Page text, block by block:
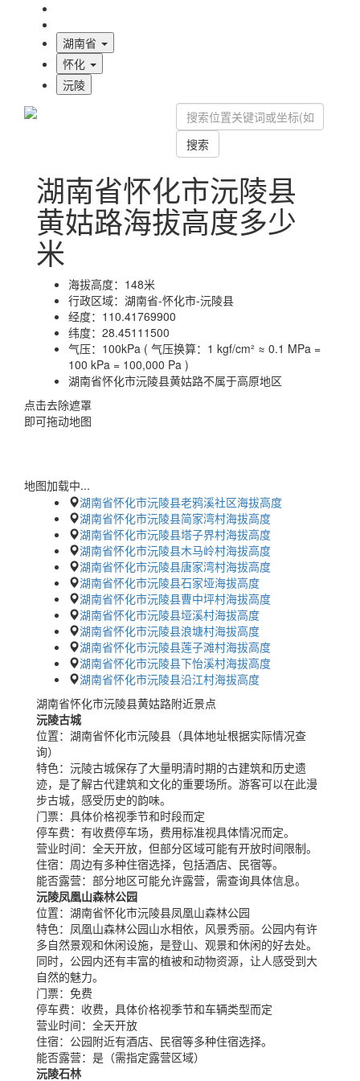
湖南省
怀化
沅陵
搜索
湖南省怀化市沅陵县
黄姑路海拔高度多少
米
海拔高度： 148米
行政区域： 湖南省-怀化市-沅陵县
经度： 110.41769900
纬度： 28.45111500
气压： 100kPa ( 气压换算：1 kgf/cm² ≈ 0.1 MPa =
100 kPa = 100,000 Pa )
湖南省怀化市沅陵县黄姑路不属于高原地区
点击去除遮罩
即可拖动地图
地图加载中...
湖南省怀化市沅陵县老鸦溪社区海拔高度
湖南省怀化市沅陵县简家湾村海拔高度
湖南省怀化市沅陵县塔子界村海拔高度
湖南省怀化市沅陵县木马岭村海拔高度
湖南省怀化市沅陵县唐家湾村海拔高度
湖南省怀化市沅陵县石家垭海拔高度
湖南省怀化市沅陵县曹中坪村海拔高度
湖南省怀化市沅陵县垭溪村海拔高度
湖南省怀化市沅陵县浪塘村海拔高度
湖南省怀化市沅陵县莲子滩村海拔高度
湖南省怀化市沅陵县下怡溪村海拔高度
湖南省怀化市沅陵县沿江村海拔高度
湖南省怀化市沅陵县黄姑路附近景点
沅陵古城
位置： 湖南省怀化市沅陵县（具体地址根据实际情况查
询）
特色： 沅陵古城保存了大量明清时期的古建筑和历史遗
迹，是了解古代建筑和文化的重要场所。游客可以在此漫
步古城，感受历史的韵味。
门票： 具体价格视季节和时段而定
停车费： 有收费停车场，费用标准视具体情况而定。
营业时间： 全天开放，但部分区域可能有开放时间限制。
住宿： 周边有多种住宿选择，包括酒店、民宿等。
能否露营： 部分地区可能允许露营，需查询具体信息。
沅陵凤凰山森林公园
位置： 湖南省怀化市沅陵县凤凰山森林公园
特色： 凤凰山森林公园山水相依，风景秀丽。公园内有许
多自然景观和休闲设施，是登山、观景和休闲的好去处。
同时，公园内还有丰富的植被和动物资源，让人感受到大
自然的魅力。
门票： 免费
停车费： 收费，具体价格视季节和车辆类型而定
营业时间： 全天开放
住宿： 公园附近有酒店、民宿等多种住宿选择。
能否露营： 是（需指定露营区域）
沅陵石林